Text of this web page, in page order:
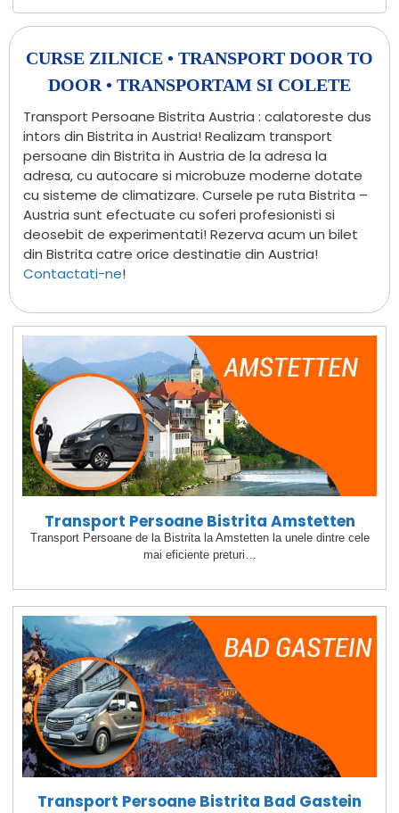
CURSE ZILNICE • TRANSPORT DOOR TO
DOOR • TRANSPORTAM SI COLETE
Transport Persoane Bistrita Austria : calatoreste dus
intors din Bistrita in Austria! Realizam transport
persoane din Bistrita in Austria de la adresa la
adresa, cu autocare si microbuze moderne dotate
cu sisteme de climatizare. Cursele pe ruta Bistrita –
Austria sunt efectuate cu soferi profesionisti si
deosebit de experimentati! Rezerva acum un bilet
din Bistrita catre orice destinatie din Austria!
Contactati-ne!
Transport Persoane Bistrita Amstetten
Transport Persoane de la Bistrita la Amstetten la unele dintre cele
mai eficiente preturi…
Transport Persoane Bistrita Bad Gastein